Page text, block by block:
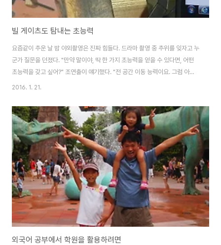
빌 게이츠도 탐내는 초능력
요즘같이 추운 날 밤 야외촬영은 진짜 힘들다. 드라마 촬영 중 추위를 잊자고 누
군가 질문을 던졌다. "만약 말이야, 딱 한 가지 초능력을 얻을 수 있다면, 어떤
초능력을 갖고 싶어?" 조연출이 얘기했다. "전 공간 이동 능력이요. 그럼 아침
6시 55분까지 푹 자고 7시에 촬영 버스에 짠 하고 나타날 수 있잖아요." 조명
는 위치에 라이트를 딱 갖다 놓게." 장소 섭외는 천리안을 갖고 싶다고 했다. 굳
이 헌팅을 가지 않고도 멀리 있는 장소를 볼 수 있는. FD는 독심술. 피디가 말을
안 해도, 다음 씬에 뭐가 필요한지 미리 알 수 있게. 한창 얘기를 하다 문득 슬퍼
졌다. '젠장 초능력이 생겨도 우리는 일을 하겠다는 거잖아?' ..
2016. 1. 21.
외국어 공부에서 학원을 활용하려면